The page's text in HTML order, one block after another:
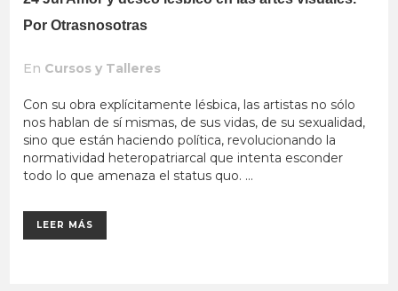
Por Otrasnosotras
En Cursos y Talleres
Con su obra explícitamente lésbica, las artistas no sólo
nos hablan de sí mismas, de sus vidas, de su sexualidad,
sino que están haciendo política, revolucionando la
normatividad heteropatriarcal que intenta esconder
todo lo que amenaza el status quo. ...
LEER MÁS